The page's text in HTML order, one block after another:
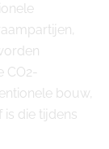
CO2-
bouw,
die tijdens